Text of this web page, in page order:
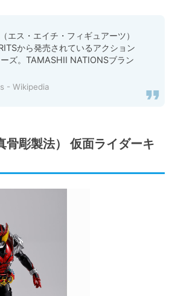
エス・エイチ・フィギュアーツ）
から発売されているアクション
ズ。TAMASHII NATIONSブラン
- Wikipedia
彫製法） 仮面ライダーキ